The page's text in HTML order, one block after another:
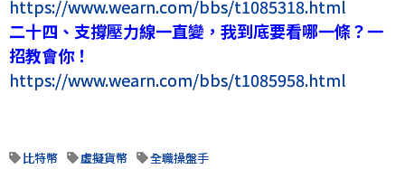
https://www.wearn.com/bbs/t1085318.html
二十四、支撐壓力線一直變，我到底要看哪一條？一
招教會你！
https://www.wearn.com/bbs/t1085958.html
比特幣 虛擬貨幣 全職操盤手